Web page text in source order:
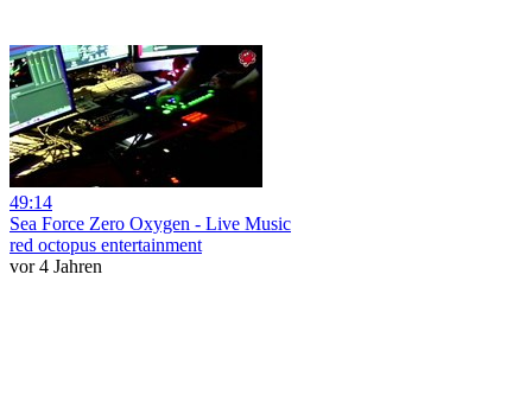
49:14
Sea Force Zero Oxygen - Live Music
red octopus entertainment
vor 4 Jahren